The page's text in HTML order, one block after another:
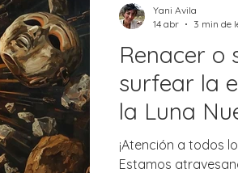
Renacer o
surfear la
la Luna
¡Atención a todos
Estamos
Yani Avila
14 abr
3 min de